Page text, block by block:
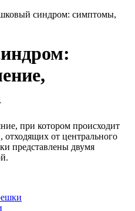
синдром: симптомы,
при котором происходит
от центрального
представлены двумя